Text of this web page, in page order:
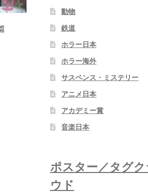
動物
鉄道
ホラー日本
ホラー海外
サスペンス・ミステリー
アニメ日本
アカデミー賞
音楽日本
ポスター／タグク
ウド